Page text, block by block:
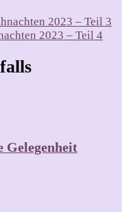
2023 – Teil 3
2023 – Teil 4
Gelegenheit